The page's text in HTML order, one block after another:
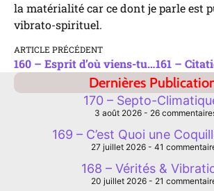
la matérialité car ce dont je parle est
vibrato-spirituel.
ARTICLE PRÉCÉDENT
160 – Esprit d’où viens-tu ? (3/3)
Dernières
170 – Septo-
3 août 2026 26
169 – C’est Quoi une
27 juillet 2026 41
168 – Vérités &
20 juillet 2026 21